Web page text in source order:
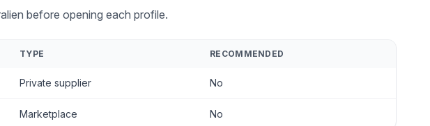
before opening each profile.
TYPE RECOMMENDED
Private supplier No
Marketplace No